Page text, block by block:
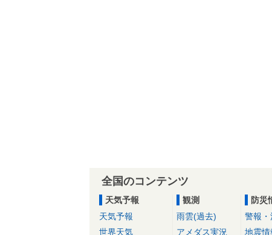
全国のコンテンツ
天気予報
天気予報
世界天気
観測
雨雲(過去)
アメダス実況
防災
警報・
地震情